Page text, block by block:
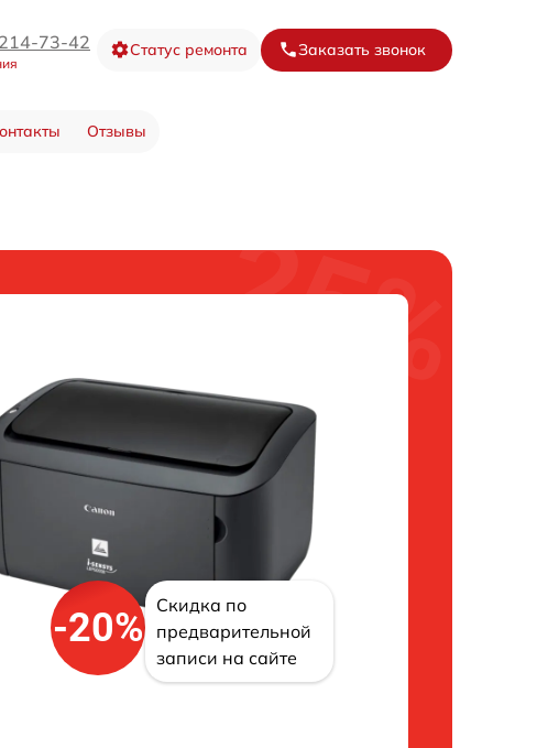
73-42 Статус ремонта Заказать звонок
Отзывы
-20%
Скидка по
предварительной
записи на сайте